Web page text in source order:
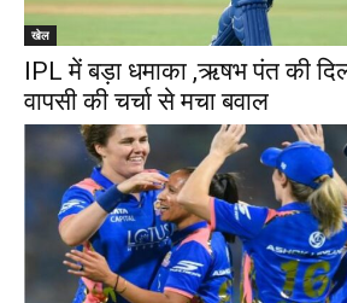
खेल
IPL में बड़ा धमाका ,ऋषभ पंत की
वापसी की चर्चा से मचा बवाल